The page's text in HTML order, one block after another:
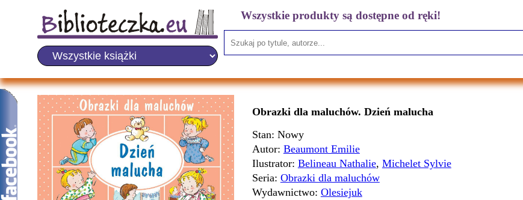
Wszystkie produkty są dostępne od ręki!
Obrazki dla maluchów. Dzień malucha
Stan: Nowy
Autor: Beaumont Emilie
Ilustrator: Belineau Nathalie, Michelet Sylvie
Seria: Obrazki dla maluchów
Wydawnictwo: Olesiejuk